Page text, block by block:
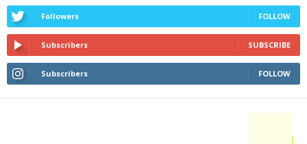
Followers FOLLOW
Subscribers SUBSCRIBE
Subscribers FOLLOW